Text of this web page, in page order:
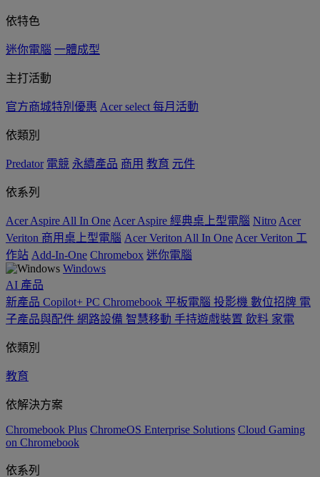
依特色
迷你電腦 一體成型
主打活動
官方商城特別優惠 Acer select 每月活動
依類別
Predator 電競 永續產品 商用 教育 元件
依系列
Acer Aspire All In One Acer Aspire 經典桌上型電腦 Nitro Acer
Veriton 商用桌上型電腦 Acer Veriton All In One Acer Veriton 工
作站 Add-In-One Chromebox 迷你電腦
Windows
AI 產品
新產品 Copilot+ PC Chromebook 平板電腦 投影機 數位招牌 電
子產品與配件 網路設備 智慧移動 手持遊戲裝置 飲料 家電
依類別
教育
依解決方案
Chromebook Plus ChromeOS Enterprise Solutions Cloud Gaming
on Chromebook
依系列